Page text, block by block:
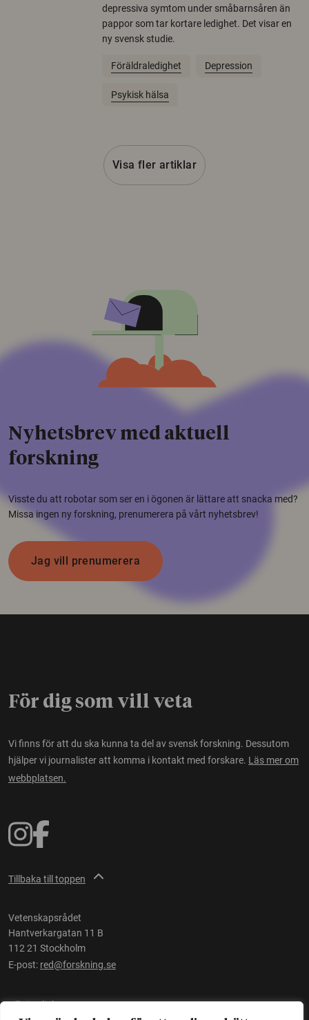
depressiva symtom under småbarnsåren än
pappor som tar kortare ledighet. Det visar en
ny svensk studie.
Föräldraledighet Depression
Psykisk hälsa
Visa fler artiklar
Nyhetsbrev med aktuell
forskning
Visste du att robotar som ser en i ögonen är lättare att snacka med?
Missa ingen ny forskning, prenumerera på vårt nyhetsbrev!
Jag vill prenumerera
För dig som vill veta
Vi finns för att du ska kunna ta del av svensk forskning. Dessutom
hjälper vi journalister att komma i kontakt med forskare. Läs mer om
webbplatsen.
Tillbaka till toppen
Vetenskapsrådet
Hantverkargatan 11 B
112 21 Stockholm
E-post: red@forskning.se
Tillgänglighet